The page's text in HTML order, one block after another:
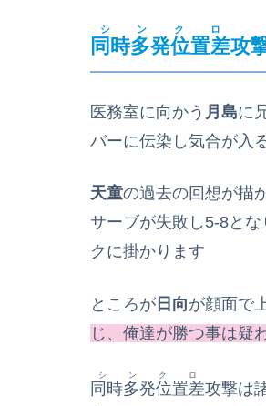
同時多発位置差
シンクロ
攻
医務室に向かう 月島に
バーに伝染し気合が入
天童の過去の回想が描
サーブが失敗し5‐8と
クに掛かります
ところが 日向が顔面で
じ、俺達が勝つ事は疑
同時多発位置差
シンクロ
攻撃は